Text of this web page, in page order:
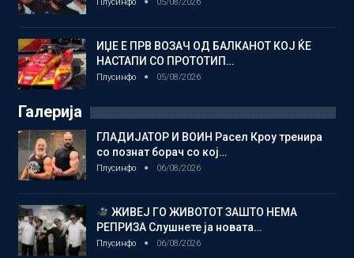
Плусинфо 05/08/2026
ИЏЕ Е ПРВ ВОЗАЧ ОД БАЛКАНОТ КОЈ ЌЕ
НАСТАПИ СО ПРОТОТИП…
Плусинфо 05/08/2026
Галерија
ГЛАДИЈАТОР И ВОИН Расел Кроу тренира
со познат борач со кој…
Плусинфо 06/08/2026
ЖИВЕЈ ГО ЖИВОТОТ ЗАШТО НЕМА
РЕПРИЗА Слушнете ја новата…
Плусинфо 06/08/2026